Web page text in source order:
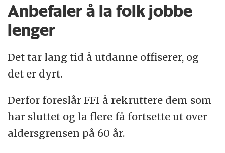
Anbefaler å la folk jobbe
lenger
Det tar lang tid å utdanne offiserer, og
det er dyrt.
Derfor foreslår FFI å rekruttere dem som
har sluttet og la flere få fortsette ut over
aldersgrensen på 60 år.